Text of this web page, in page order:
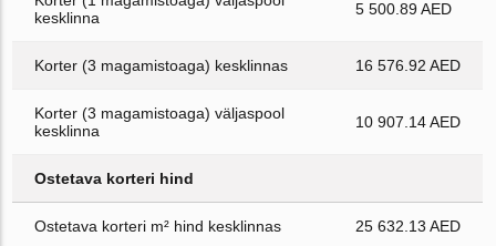
kesklinna
5 500.89 AED
Korter (3 magamistoaga) kesklinnas 16 576.92 AED
Korter (3 magamistoaga) väljaspool
kesklinna
10 907.14 AED
Ostetava korteri hind
Ostetava korteri m² hind kesklinnas 25 632.13 AED